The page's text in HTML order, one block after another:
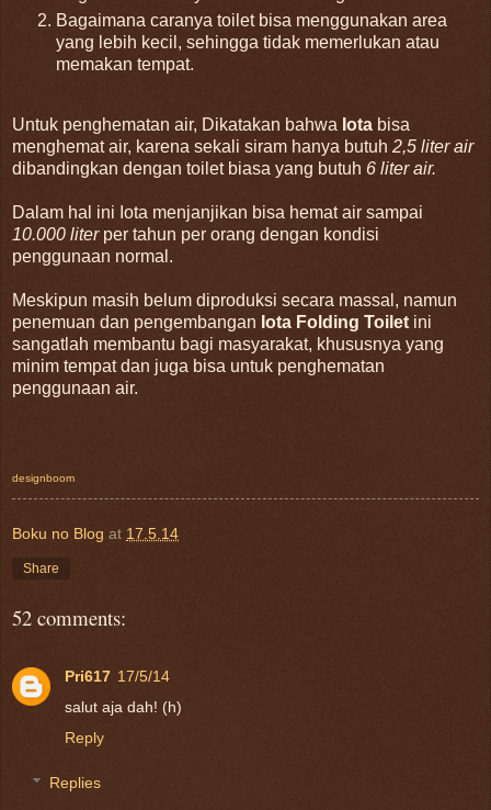
Bagaimana caranya toilet bisa menggunakan area
yang lebih kecil, sehingga tidak memerlukan atau
memakan tempat.
Untuk penghematan air, Dikatakan bahwa Iota bisa
menghemat air, karena sekali siram hanya butuh 2,5 liter air
dibandingkan dengan toilet biasa yang butuh 6 liter air.
Dalam hal ini Iota menjanjikan bisa hemat air sampai
10.000 liter per tahun per orang dengan kondisi
penggunaan normal.
Meskipun masih belum diproduksi secara massal, namun
penemuan dan pengembangan Iota Folding Toilet ini
sangatlah membantu bagi masyarakat, khususnya yang
minim tempat dan juga bisa untuk penghematan
penggunaan air.
designboom
Boku no Blog at 17.5.14
Share
52 comments:
Pri617 17/5/14
salut aja dah! (h)
Reply
Replies